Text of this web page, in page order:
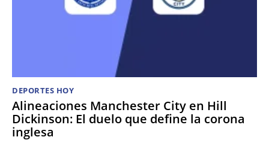
DEPORTES HOY
Alineaciones Manchester City en Hill
Dickinson: El duelo que define la corona
inglesa